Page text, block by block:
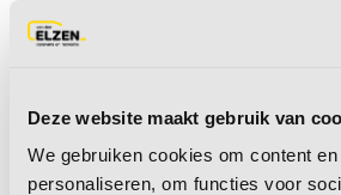
Deze website maakt gebruik van
We gebruiken cookies om content
personaliseren, om functies voor
Home / Technische accessoires